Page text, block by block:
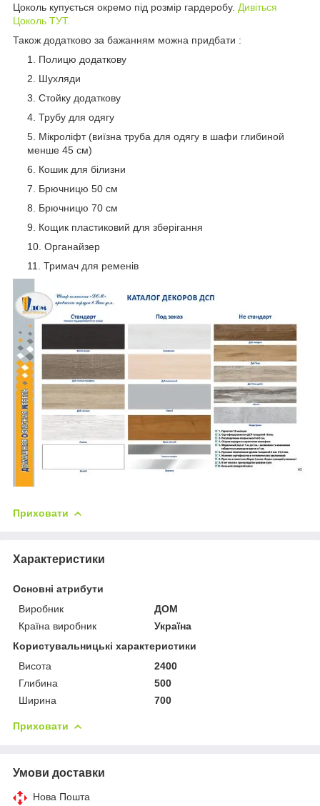
Цоколь купується окремо під розмір гардеробу. Дивіться
Цоколь ТУТ.
Також додатково за бажанням можна придбати :
Полицю додаткову
Шухляди
Стойку додаткову
Трубу для одягу
Мікроліфт (виїзна труба для одягу в шафи глибиной
менше 45 см)
Кошик для білизни
Брючницю 50 см
Брючницю 70 см
Кощик пластиковий для зберігання
Органайзер
Тримач для ременів
Приховати
Характеристики
Основні атрибути
Виробник
ДОМ
Країна виробник
Україна
Користувальницькі характеристики
Висота
2400
Глибина
500
Ширина
700
Приховати
Умови доставки
Нова Пошта